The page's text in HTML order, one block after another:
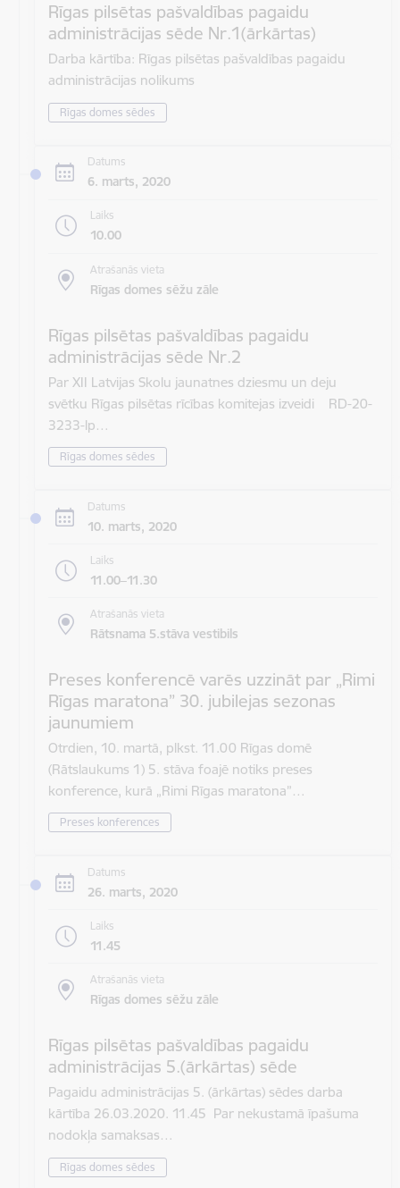
Rīgas pilsētas pašvaldības pagaidu
administrācijas sēde Nr.1(ārkārtas)
Darba kārtība: Rīgas pilsētas pašvaldības pagaidu
administrācijas nolikums
Rīgas domes sēdes
Datums
6. marts, 2020
Laiks
10.00
Atrašanās vieta
Rīgas domes sēžu zāle
Rīgas pilsētas pašvaldības pagaidu
administrācijas sēde Nr.2
Par XII Latvijas Skolu jaunatnes dziesmu un deju
svētku Rīgas pilsētas rīcības komitejas izveidi RD-20-
3233-lp…
Rīgas domes sēdes
Datums
10. marts, 2020
Laiks
11.00–11.30
Atrašanās vieta
Rātsnama 5.stāva vestibils
Preses konferencē varēs uzzināt par „Rimi
Rīgas maratona” 30. jubilejas sezonas
jaunumiem
Otrdien, 10. martā, plkst. 11.00 Rīgas domē
(Rātslaukums 1) 5. stāva foajē notiks preses
konference, kurā „Rimi Rīgas maratona”…
Preses konferences
Datums
26. marts, 2020
Laiks
11.45
Atrašanās vieta
Rīgas domes sēžu zāle
Rīgas pilsētas pašvaldības pagaidu
administrācijas 5.(ārkārtas) sēde
Pagaidu administrācijas 5. (ārkārtas) sēdes darba
kārtība 26.03.2020. 11.45 Par nekustamā īpašuma
nodokļa samaksas…
Rīgas domes sēdes